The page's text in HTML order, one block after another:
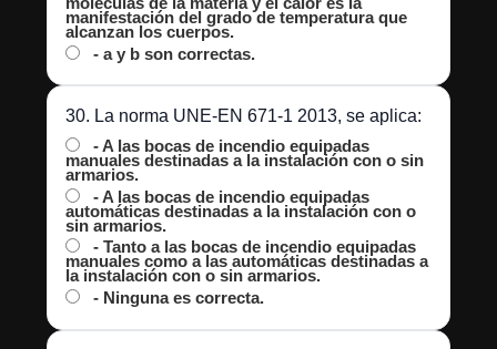
manifestación del grado de temperatura que
alcanzan los cuerpos.
- a y b son correctas.
30. La norma UNE-EN 671-1 2013, se aplica:
- A las bocas de incendio equipadas
manuales destinadas a la instalación con o sin
armarios.
- A las bocas de incendio equipadas
automáticas destinadas a la instalación con o
sin armarios.
- Tanto a las bocas de incendio equipadas
manuales como a las automáticas destinadas a
la instalación con o sin armarios.
- Ninguna es correcta.